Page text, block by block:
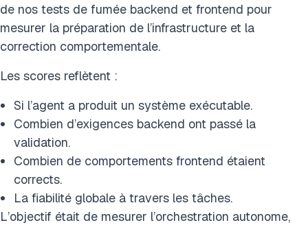
de nos tests de fumée backend et frontend pour
mesurer la préparation de l’infrastructure et la
correction comportementale.
Les scores reflètent :
Si l’agent a produit un système exécutable.
Combien d’exigences backend ont passé la
validation.
Combien de comportements frontend étaient
corrects.
La fiabilité globale à travers les tâches.
L’objectif était de mesurer l’orchestration autonome,